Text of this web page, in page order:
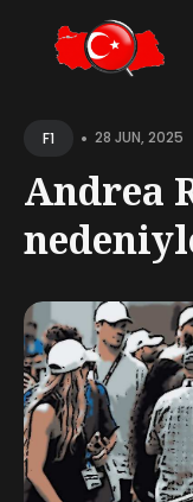
for
F1 • 28 JUN, 2025
Andrea